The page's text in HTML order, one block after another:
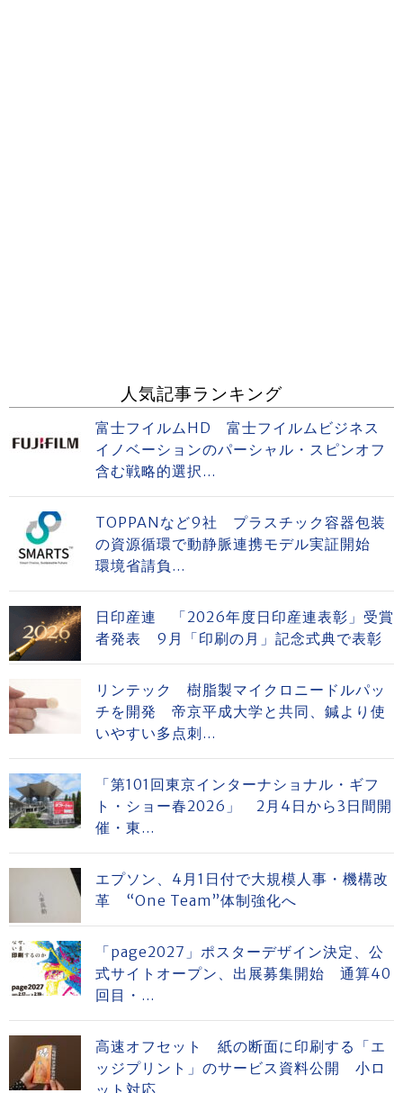
人気記事ランキング
富士フイルムHD 富士フイルムビジネス
イノベーションのパーシャル・スピンオフ
含む戦略的選択...
TOPPANなど9社 プラスチック容器包装
の資源循環で動静脈連携モデル実証開始
環境省請負...
日印産連 「2026年度日印産連表彰」受賞
者発表 9月「印刷の月」記念式典で表彰
リンテック 樹脂製マイクロニードルパッ
チを開発 帝京平成大学と共同、鍼より使
いやすい多点刺...
「第101回東京インターナショナル・ギフ
ト・ショー春2026」 2月4日から3日間開
催・東...
エプソン、4月1日付で大規模人事・機構改
革 “One Team”体制強化へ
「page2027」ポスターデザイン決定、公
式サイトオープン、出展募集開始 通算40
回目・...
高速オフセット 紙の断面に印刷する「エ
ッジプリント」のサービス資料公開 小ロ